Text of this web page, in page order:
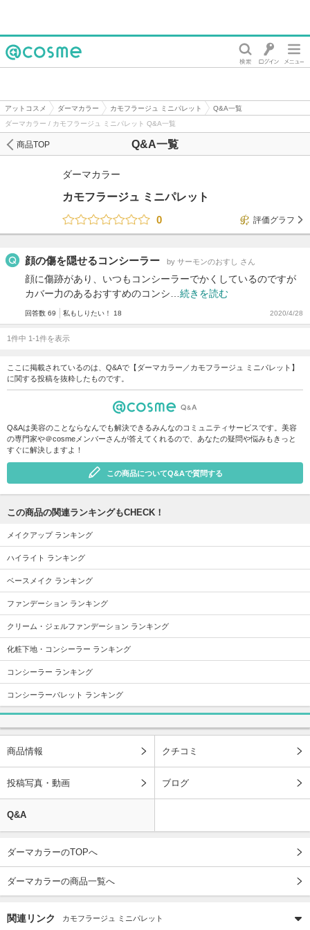
アットコスメ ダーマカラー カモフラージュ ミニパレット
Q&A一覧
ダーマカラー / カモフラージュ ミニパレット Q&A一覧
Q&A一覧
商品TOP
ダーマカラー
カモフラージュ ミニパレット
0
評価グラフ
顔の傷を隠せるコンシーラー by サーモンのおすし さん
顔に傷跡があり、いつもコンシーラーでかくしているのですが
カバー力のあるおすすめのコンシ… 続きを読む
回答数 69 私もしりたい！ 18 2020/4/28
1件中 1-1件を表示
ここに掲載されているのは、Q&Aで【ダーマカラー／カモフラージュ ミニパレット】
に関する投稿を抜粋したものです。
Q&Aは美容のことならなんでも解決できるみんなのコミュニティサービスです。美容
の専門家や＠cosmeメンバーさんが答えてくれるので、あなたの疑問や悩みもきっと
すぐに解決しますよ！
この商品についてQ&Aで質問する
この商品の関連ランキングもCHECK！
メイクアップ ランキング
ハイライト ランキング
ベースメイク ランキング
ファンデーション ランキング
クリーム・ジェルファンデーション ランキング
化粧下地・コンシーラー ランキング
コンシーラー ランキング
コンシーラーパレット ランキング
商品情報 クチコミ
投稿写真・動画 ブログ
Q&A
ダーマカラーのTOPへ
ダーマカラーの商品一覧へ
関連リンク カモフラージュ ミニパレット